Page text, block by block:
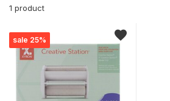
1 product
sale 25%